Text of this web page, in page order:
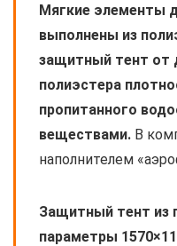
Мягкие элементы
выполнены из
защитный тент от
полиэстера
пропитанного
веществами. В
наполнителем
Защитный тент из
параметры